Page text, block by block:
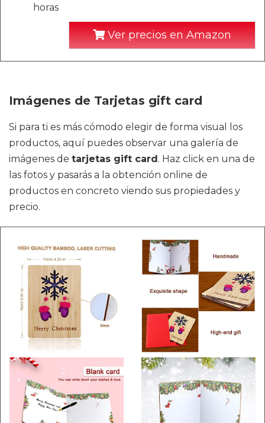
horas
Ver precios en Amazon
Imágenes de Tarjetas gift card
Si para ti es más cómodo elegir de forma visual los
productos, aquí puedes observar una galería de
imágenes de tarjetas gift card. Haz click en una de
las fotos y pasarás a la obtención online de
productos en concreto viendo sus propiedades y
precio.